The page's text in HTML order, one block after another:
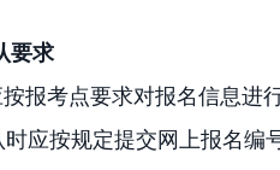
要求
报考点要求对报名信息进
时应按规定提交网上报名编